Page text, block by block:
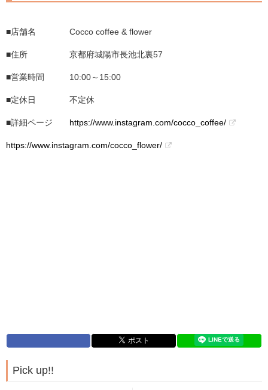
■店舗名 Cocco coffee & flower
■住所 京都府城陽市長池北裏57
■営業時間 10:00～15:00
■定休日 不定休
■詳細ページ https://www.instagram.com/cocco_coffee/
https://www.instagram.com/cocco_flower/
Pick up!!